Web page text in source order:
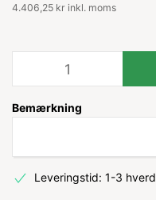
4.406,25 kr inkl. moms
Bemærkning
Leveringstid: 1-3